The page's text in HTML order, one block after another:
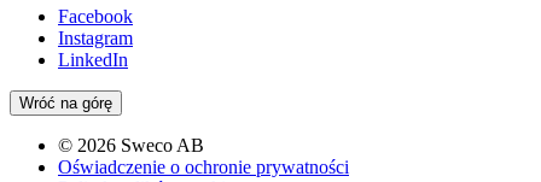
Facebook
Instagram
LinkedIn
Wróć na górę
© 2026 Sweco AB
Oświadczenie o ochronie prywatności